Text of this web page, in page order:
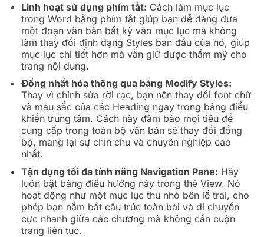
Linh hoạt sử dụng phím tắt: Cách làm mục lục
trong Word bằng phím tắt giúp bạn dễ dàng đưa
một đoạn văn bản bất kỳ vào mục lục mà không
làm thay đổi định dạng Styles ban đầu của nó, giúp
mục lục chi tiết hơn mà vẫn giữ được thẩm mỹ cho
trang nội dung.
Đồng nhất hóa thông qua bảng Modify Styles:
Thay vì chỉnh sửa rời rạc, bạn nên thay đổi font chữ
và màu sắc của các Heading ngay trong bảng điều
khiển trung tâm. Cách này đảm bảo mọi tiêu đề
cùng cấp trong toàn bộ văn bản sẽ thay đổi đồng
bộ, mang lại sự chỉn chu và chuyên nghiệp cao
nhất.
Tận dụng tối đa tính năng Navigation Pane: Hãy
luôn bật bảng điều hướng này trong thẻ View. Nó
hoạt động như một mục lục thu nhỏ bên lề trái, cho
phép bạn nắm bắt cấu trúc toàn bài và di chuyển
cực nhanh giữa các chương mà không cần cuộn
trang liên tục.